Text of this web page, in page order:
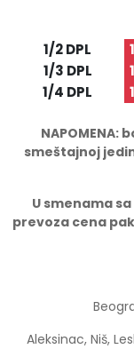
1/2 DPL
1/3 DPL
1/4 DPL
NAPOMENA:
smeštajnoj
U smenama
prevoza cena
Aleksinac, Niš,